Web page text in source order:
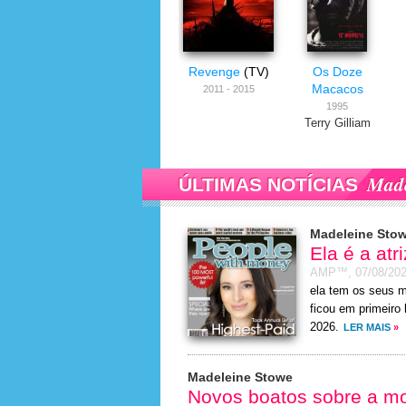
Revenge(TV)
2011 - 2015
Os Doze
Macacos
1995
Terry Gilliam
ÚLTIMAS NOTÍCIAS
Madeleine
Ela é a
AMP™, 07/08/
ela tem os seus
ficou em primeiro
2026. LER MAIS »
Madeleine Stowe
Novos boatos sobre a